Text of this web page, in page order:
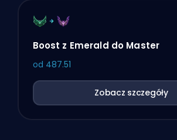
Boost z Emerald do Master
od 487.51
Zobacz szczegóły